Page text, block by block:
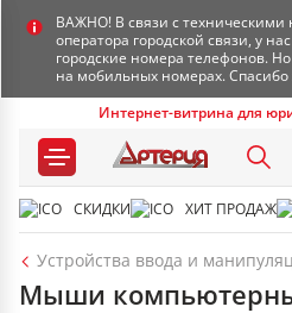
ВАЖНО! В связи с техническими
оператора городской связи, у
городские номера телефонов.
на мобильных номерах.
Интернет-витрина для
СКИДКИ ХИТ ПРОДАЖ
Устройства ввода и
Мыши